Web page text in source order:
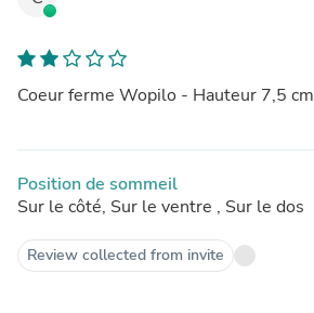
Coeur ferme Wopilo - Hauteur 7,5 cm
Position de sommeil
Sur le côté, Sur le ventre , Sur le dos
Review collected from invite